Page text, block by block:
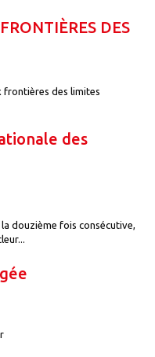
DES
frontières des limites
des
douzième fois consécutive,